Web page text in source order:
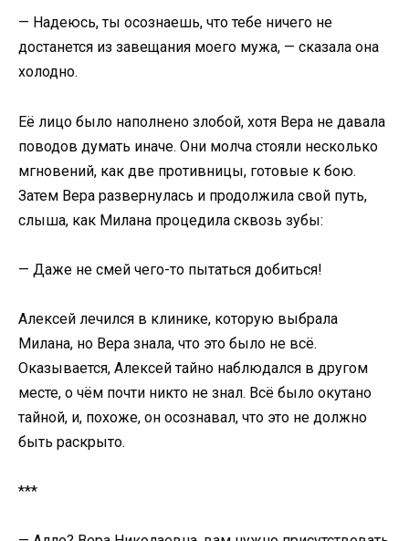
— Надеюсь, ты осознаешь, что тебе ничего не
достанется из завещания моего мужа, — сказала она
холодно.
Её лицо было наполнено злобой, хотя Вера не давала
поводов думать иначе. Они молча стояли несколько
мгновений, как две противницы, готовые к бою.
Затем Вера развернулась и продолжила свой путь,
слыша, как Милана процедила сквозь зубы:
— Даже не смей чего-то пытаться добиться!
Алексей лечился в клинике, которую выбрала
Милана, но Вера знала, что это было не всё.
Оказывается, Алексей тайно наблюдался в другом
месте, о чём почти никто не знал. Всё было окутано
тайной, и, похоже, он осознавал, что это не должно
быть раскрыто.
***